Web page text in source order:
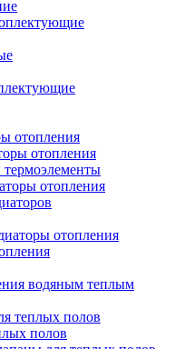
отопления
отопления
отопления
отопления
водяным теплым
теплых полов
полов